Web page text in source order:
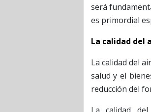
será
es primordial
La calidad del
La calidad del
salud y el
reducción del